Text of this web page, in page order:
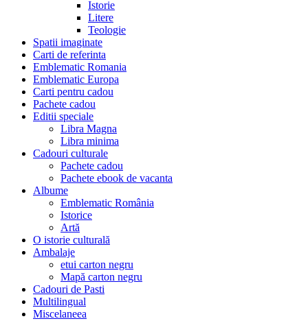
Istorie
Litere
Teologie
Spatii imaginate
Carti de referinta
Emblematic Romania
Emblematic Europa
Carti pentru cadou
Pachete cadou
Editii speciale
Libra Magna
Libra minima
Cadouri culturale
Pachete cadou
Pachete ebook de vacanta
Albume
Emblematic România
Istorice
Artă
O istorie culturală
Ambalaje
etui carton negru
Mapă carton negru
Cadouri de Pasti
Multilingual
Miscelaneea